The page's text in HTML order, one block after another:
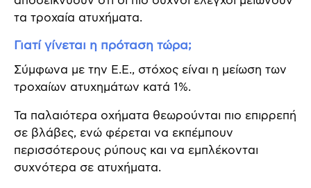
τα τροχαία ατυχήματα.
Γιατί γίνεται η πρόταση τώρα;
Σύμφωνα με την Ε.Ε., στόχος είναι η μείωση των
τροχαίων ατυχημάτων κατά 1%.
Τα παλαιότερα οχήματα θεωρούνται πιο επιρρεπή
σε βλάβες, ενώ φέρεται να εκπέμπουν
περισσότερους ρύπους και να εμπλέκονται
συχνότερα σε ατυχήματα.